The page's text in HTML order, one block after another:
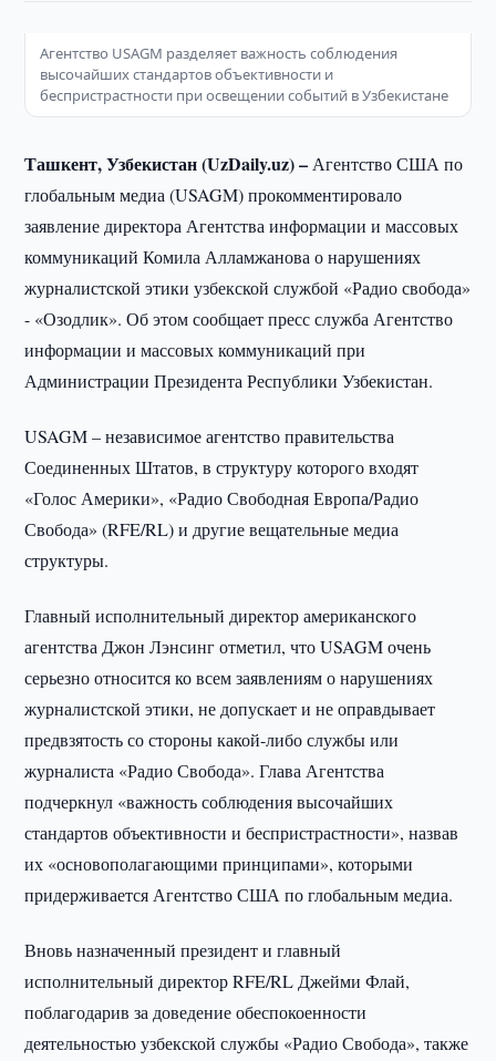
Агентство USAGM разделяет важность соблюдения
высочайших стандартов объективности и
беспристрастности при освещении событий в Узбекистане
Ташкент, Узбекистан (UzDaily.uz) – Агентство США по
глобальным медиа (USAGM) прокомментировало
заявление директора Агентства информации и массовых
коммуникаций Комила Алламжанова о нарушениях
журналистской этики узбекской службой «Радио свобода»
- «Озодлик». Об этом сообщает пресс служба Агентство
информации и массовых коммуникаций при
Администрации Президента Республики Узбекистан.
USAGM – независимое агентство правительства
Соединенных Штатов, в структуру которого входят
«Голос Америки», «Радио Свободная Европа/Радио
Свобода» (RFE/RL) и другие вещательные медиа
структуры.
Главный исполнительный директор американского
агентства Джон Лэнсинг отметил, что USAGM очень
серьезно относится ко всем заявлениям о нарушениях
журналистской этики, не допускает и не оправдывает
предвзятость со стороны какой-либо службы или
журналиста «Радио Свобода». Глава Агентства
подчеркнул «важность соблюдения высочайших
стандартов объективности и беспристрастности», назвав
их «основополагающими принципами», которыми
придерживается Агентство США по глобальным медиа.
Вновь назначенный президент и главный
исполнительный директор RFE/RL Джейми Флай,
поблагодарив за доведение обеспокоенности
деятельностью узбекской службы «Радио Свобода», также